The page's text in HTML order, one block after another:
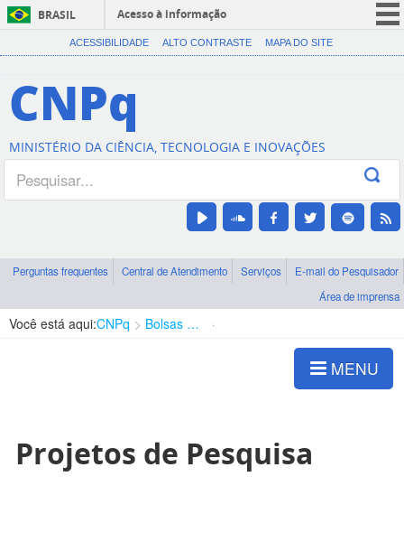
BRASIL
Acesso à informação
CORONAVÍRUS (COVID-19)
Canais
ACESSIBILIDADE ALTO CONTRASTE MAPA DO SITE
CNPq
MINISTÉRIO DA CIÊNCIA, TECNOLOGIA E INOVAÇÕES
Perguntas frequentes Central de Atendimento Serviços
E-mail do Pesquisador
Área de imprensa
Você está aqui:CNPq Bolsas e Auxílios Vigentes
MENU
Projetos de Pesquisa